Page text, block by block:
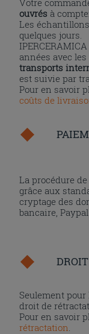
ouvrés à
Les
quelques jours.
années avec
transports
est suivie par
Pour en savoir
coûts de
La procédure
grâce aux
cryptage des
bancaire,
Seulement
droit de
Pour en savoir
rétractation